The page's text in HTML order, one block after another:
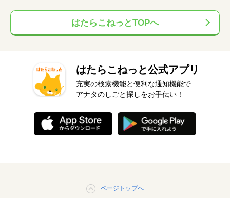
はたらこねっとTOPへ
はたらこねっと公式アプリ
充実の検索機能と便利な通知機能で
アナタのしごと探しをお手伝い！
ページトップへ